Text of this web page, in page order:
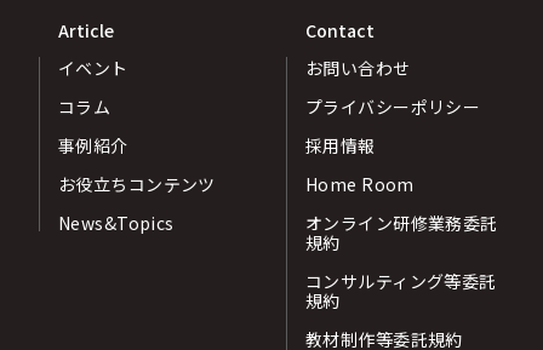
Article
イベント
コラム
事例紹介
お役立ちコンテンツ
News&Topics
Contact
お問い合わせ
プライバシーポリシー
採用情報
Home Room
オンライン研修業務委託
規約
コンサルティング等委託
規約
教材制作等委託規約